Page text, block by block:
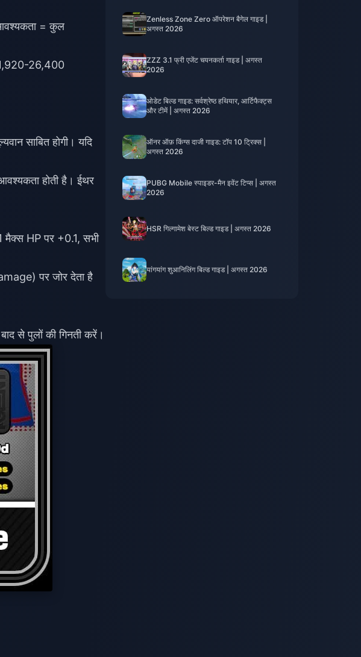
= कुल
26,400
साबित होगी। यदि
होती है। ईथर
मैक्स HP पर +0.1, सभी
पर जोर देता है
से पुलों की गिनती करें।
Zenless Zone Zero ऑपरेशन बैगेल गाइड |
अगस्त 2026
ZZZ 3.1 फ्री एजेंट चयनकर्ता गाइड | अगस्त
2026
ओडेट बिल्ड गाइड: सर्वश्रेष्ठ हथियार, आर्टिफैक्ट्स
और टीमें | अगस्त 2026
ऑनर ऑफ़ किंग्स दाजी गाइड: टॉप 10 ट्रिक्स |
अगस्त 2026
PUBG Mobile स्पाइडर-मैन इवेंट टिप्स | अगस्त
2026
HSR गिल्गामेश बेस्ट बिल्ड गाइड | अगस्त 2026
यांगयांग शुआनिलिंग बिल्ड गाइड | अगस्त 2026